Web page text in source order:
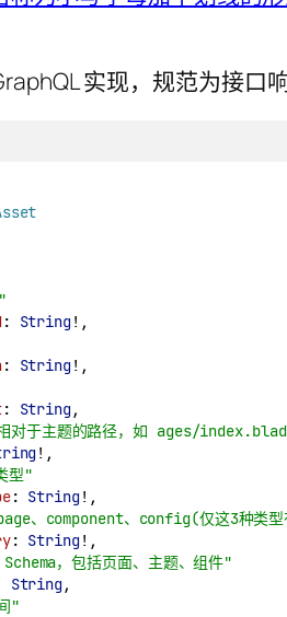
实现，规范为接口
: String!,
: String!,
: String,
对于主题的路径，如 ages/
!,
型"
: String!,
、component、config(仅这3种类
: String!,
，包括页面、主题、组件"
String,
"